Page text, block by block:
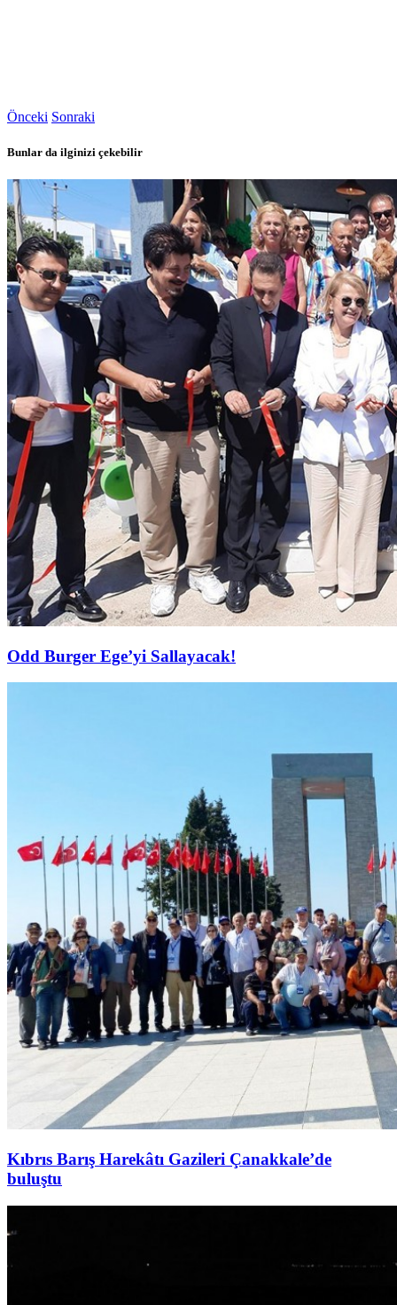
Önceki Sonraki
Bunlar da ilginizi çekebilir
Odd Burger Ege’yi Sallayacak!
Kıbrıs Barış Harekâtı Gazileri Çanakkale’de
buluştu